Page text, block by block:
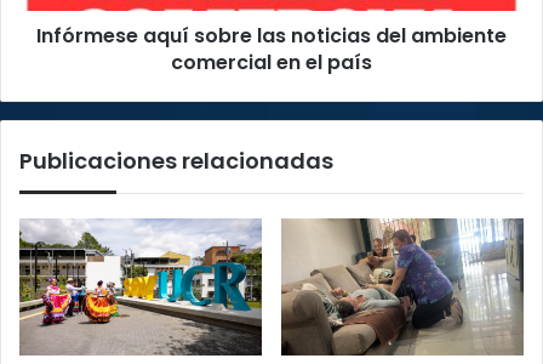
en
Infórmese aquí sobre las noticias del ambiente
comercial en el país
Publicaciones relacionadas